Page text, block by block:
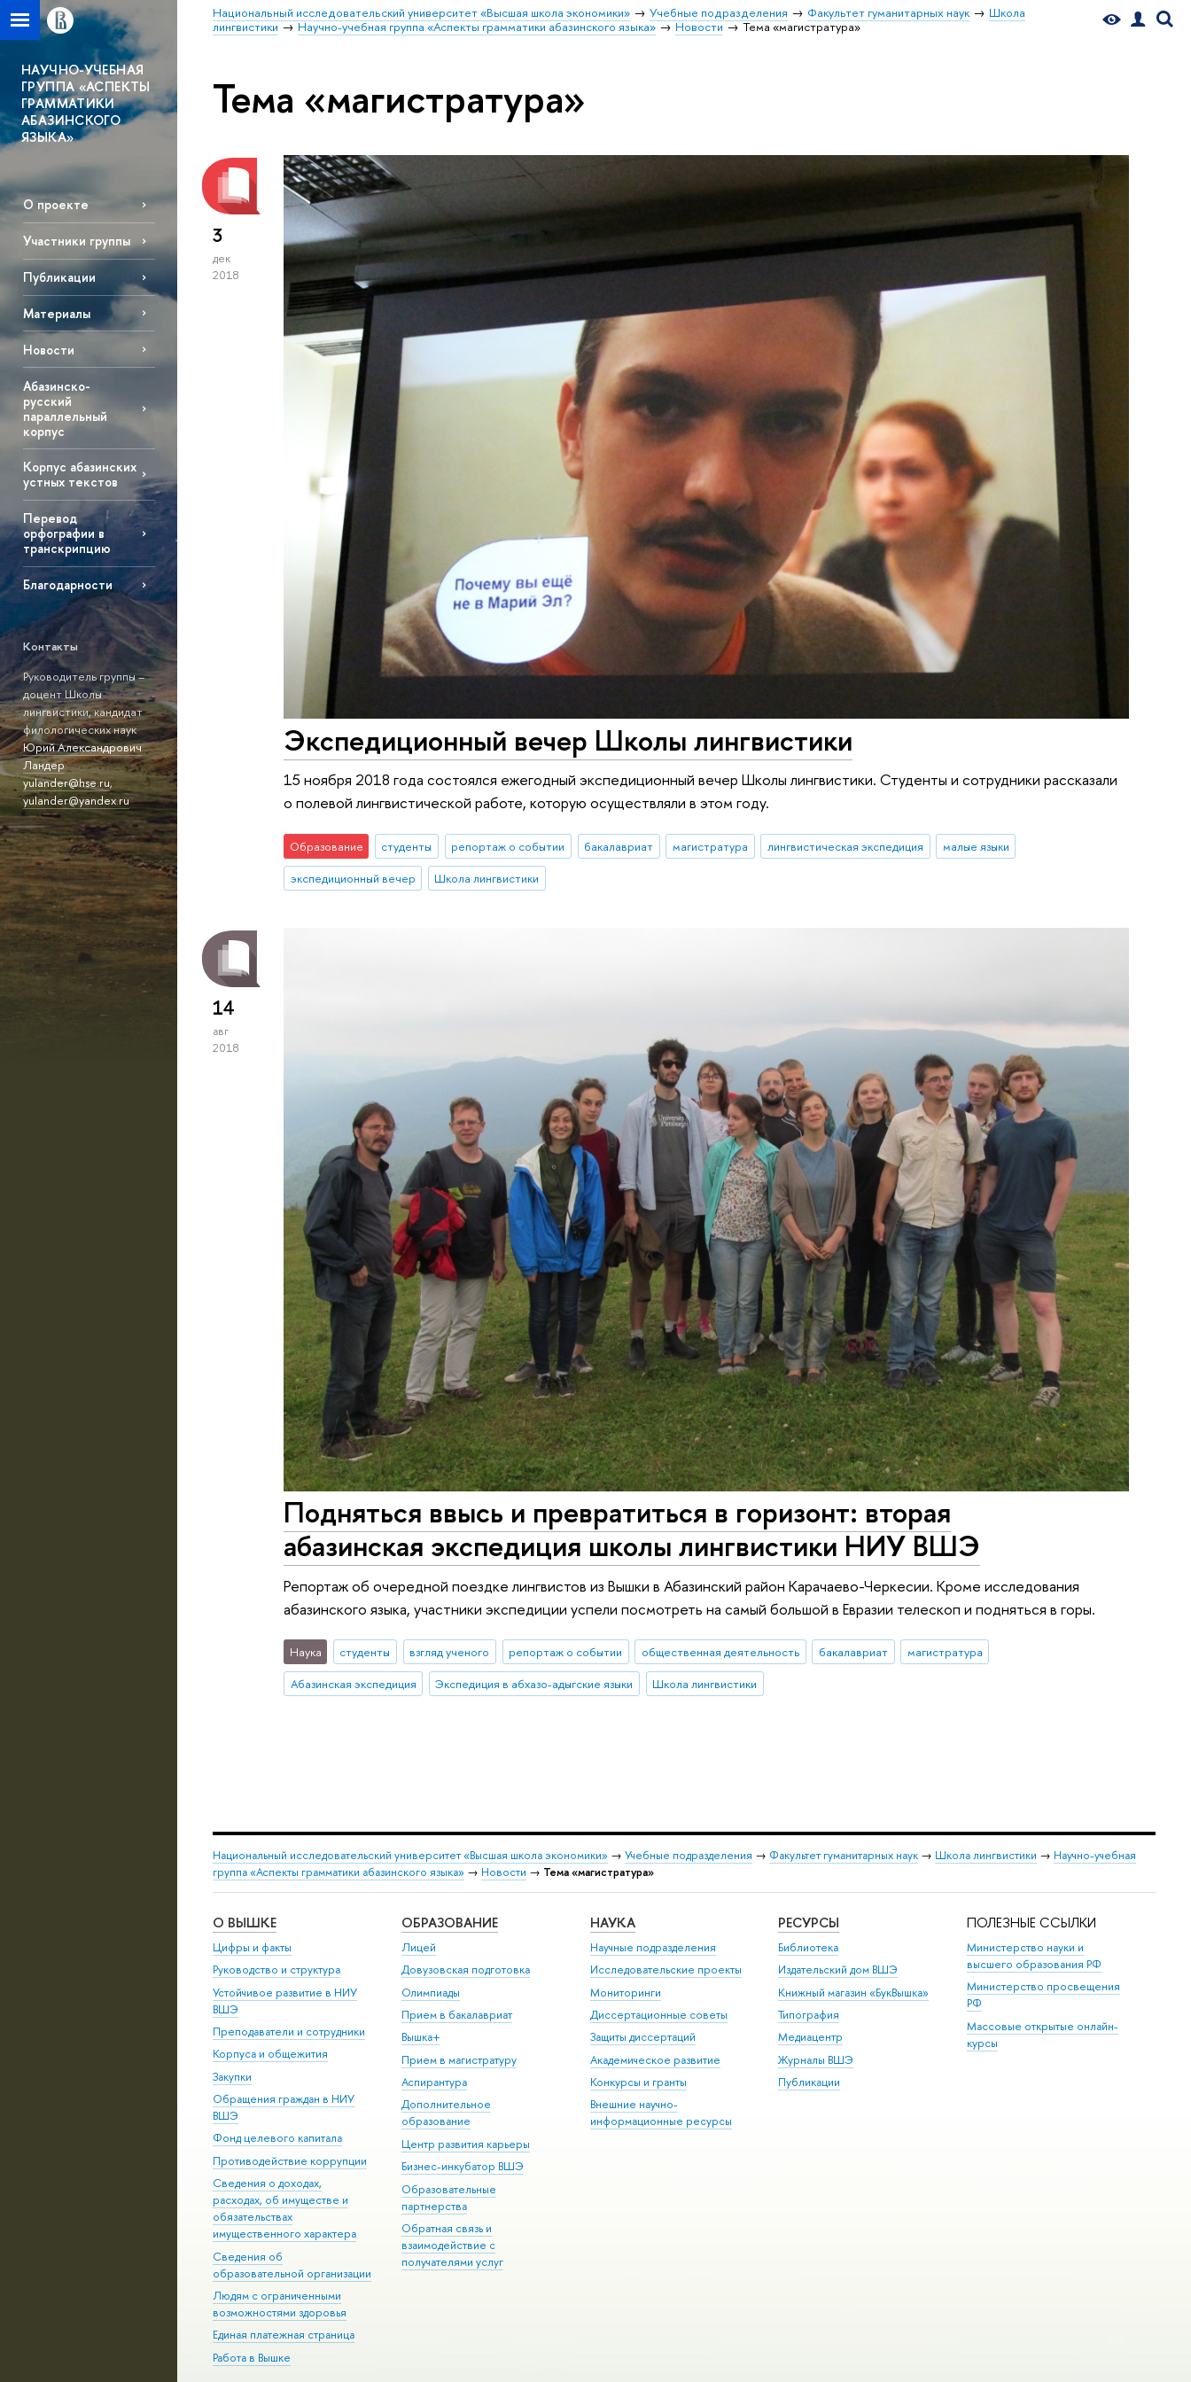
Национальный исследовательский университет «Высшая школа экономики» Учебные подразделения Факультет гуманитарных наук
Школа
лингвистики
Научно-учебная группа «Аспекты грамматики абазинского языка» Новости Тема «магистратура»
НАУЧНО-УЧЕБНАЯ
ГРУППА «АСПЕКТЫ
ГРАММАТИКИ
АБАЗИНСКОГО
ЯЗЫКА»
О проекте
Участники группы
Публикации
Материалы
Новости
Абазинско-
русский
параллельный
корпус
Корпус абазинских
устных текстов
Перевод
орфографии в
транскрипцию
Благодарности
Контакты
Руководитель группы –
доцент Школы
лингвистики, кандидат
филологических наук
Юрий Александрович
Ландер
yulander@hse.ru,
yulander@yandex.ru
Тема «магистратура»
3
дек
2018
Экспедиционный вечер Школы лингвистики
15 ноября 2018 года состоялся ежегодный экспедиционный вечер Школы лингвистики. Студенты и сотрудники рассказали
о полевой лингвистической работе, которую осуществляли в этом году.
Образование студенты репортаж о событии бакалавриат магистратура лингвистическая экспедиция
малые языки
экспедиционный вечер
Школа лингвистики
14
авг
2018
Подняться ввысь и превратиться в горизонт: вторая
абазинская экспедиция школы лингвистики НИУ ВШЭ
Репортаж об очередной поездке лингвистов из Вышки в Абазинский район Карачаево-Черкесии. Кроме исследования
абазинского языка, участники экспедиции успели посмотреть на самый большой в Евразии телескоп и подняться в горы.
Наука студенты взгляд ученого репортаж о событии общественная деятельность бакалавриат
магистратура
Абазинская экспедиция
Экспедиция в абхазо-адыгские языки Школа лингвистики
Национальный исследовательский университет «Высшая школа экономики» → Учебные подразделения → Факультет гуманитарных наук → Школа лингвистики → Научно-учебная
группа «Аспекты грамматики абазинского языка» → Новости → Тема «магистратура»
О ВЫШКЕ
Цифры и факты
Руководство и структура
Устойчивое развитие в НИУ
ВШЭ
Преподаватели и сотрудники
Корпуса и общежития
Закупки
Обращения граждан в НИУ
ВШЭ
Фонд целевого капитала
Противодействие коррупции
Сведения о доходах,
расходах, об имуществе и
обязательствах
имущественного характера
Сведения об
образовательной организации
Людям с ограниченными
возможностями здоровья
Единая платежная страница
Работа в Вышке
ОБРАЗОВАНИЕ
Лицей
Довузовская подготовка
Олимпиады
Прием в бакалавриат
Вышка+
Прием в магистратуру
Аспирантура
Дополнительное
образование
Центр развития карьеры
Бизнес-инкубатор ВШЭ
Образовательные
партнерства
Обратная связь и
взаимодействие с
получателями услуг
НАУКА
Научные подразделения
Исследовательские проекты
Мониторинги
Диссертационные советы
Защиты диссертаций
Академическое развитие
Конкурсы и гранты
Внешние научно-
информационные ресурсы
РЕСУРСЫ
Библиотека
Издательский дом ВШЭ
Книжный магазин «БукВышка»
Типография
Медиацентр
Журналы ВШЭ
Публикации
ПОЛЕЗНЫЕ ССЫЛКИ
Министерство науки и
высшего образования РФ
Министерство просвещения
РФ
Массовые открытые онлайн-
курсы